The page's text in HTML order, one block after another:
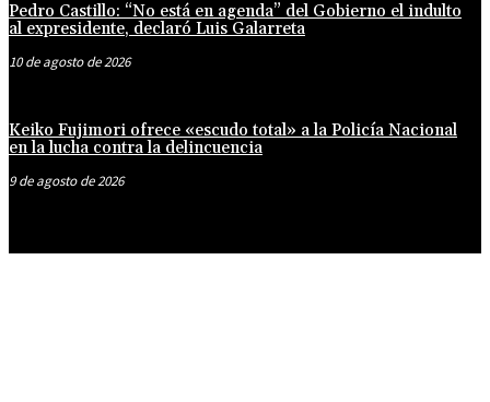
Pedro Castillo: “No está en agenda” del Gobierno el indulto
al expresidente, declaró Luis Galarreta
10 de agosto de 2026
Keiko Fujimori ofrece «escudo total» a la Policía Nacional
en la lucha contra la delincuencia
9 de agosto de 2026